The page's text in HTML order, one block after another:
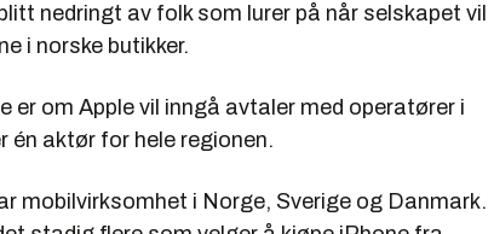
nedringt av folk som lurer på når selskapet vil
i norske butikker.
er om Apple vil inngå avtaler med operatører i
én aktør for hele regionen.
mobilvirksomhet i Norge, Sverige og Danmark.